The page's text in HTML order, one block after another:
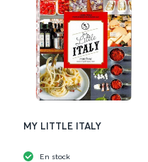
MY LITTLE ITALY
En stock